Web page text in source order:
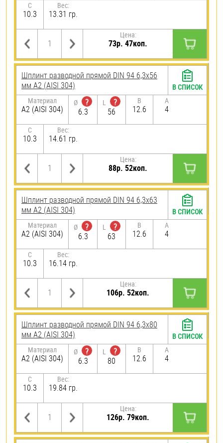
C
10.3
Вес:
13.31 гр.
Цена:
73р. 47коп.
Шплинт разводной прямой DIN 94 6,3х56
мм А2 (AISI 304)
Материал
А2 (AISI 304)
Ø
?
6.3
L
?
56
B
12.6
A
4
C
10.3
Вес:
14.61 гр.
Цена:
88р. 52коп.
В СПИСОК
Шплинт разводной прямой DIN 94 6,3х63
мм А2 (AISI 304)
Материал
А2 (AISI 304)
Ø
?
6.3
L
?
63
B
12.6
A
4
C
10.3
Вес:
16.14 гр.
Цена:
106р. 52коп.
В СПИСОК
Шплинт разводной прямой DIN 94 6,3х80
мм А2 (AISI 304)
Материал
А2 (AISI 304)
Ø
?
6.3
L
?
80
B
12.6
A
4
C
10.3
Вес:
19.84 гр.
Цена:
126р. 79коп.
В СПИСОК